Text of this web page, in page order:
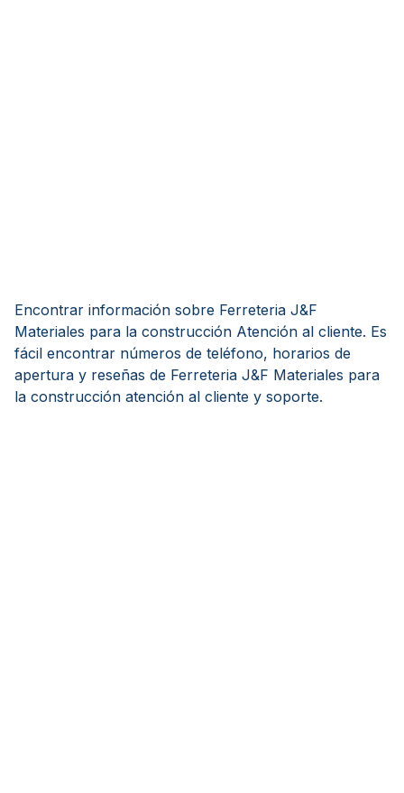
Encontrar información sobre Ferreteria J&F
Materiales para la construcción Atención al cliente. Es
fácil encontrar números de teléfono, horarios de
apertura y reseñas de Ferreteria J&F Materiales para
la construcción atención al cliente y soporte.